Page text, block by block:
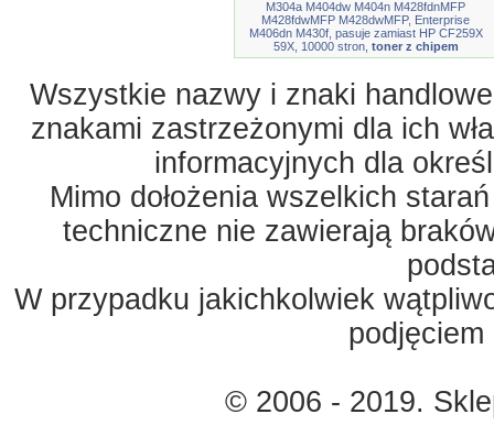
M304a M404dw M404n M428fdnMFP
M428fdwMFP M428dwMFP, Enterprise
M406dn M430f, pasuje zamiast HP CF259X
59X, 10000 stron, toner z chipem
Wszystkie nazwy i znaki
znakami zastrzeżonymi dla ich
informacyjnych dla
Mimo dołożenia wszelkich
techniczne nie zawierają
W przypadku jakichkolwiek
© 2006 - 2019.